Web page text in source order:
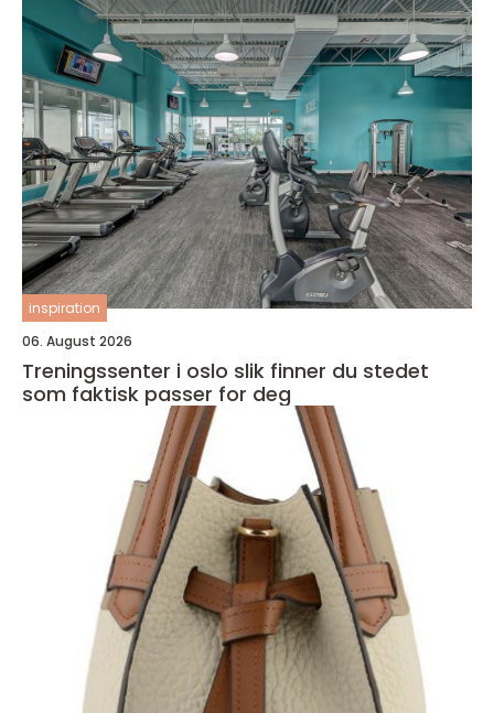
inspiration
06. August 2026
Treningssenter i oslo slik finner du stedet
som faktisk passer for deg